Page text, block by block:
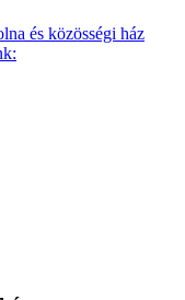
és közösségi ház